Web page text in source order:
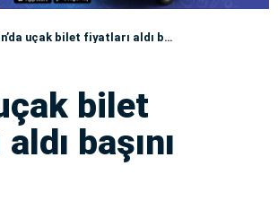
uçak bilet fiyatları aldı başını gidiyor
bilet
başını